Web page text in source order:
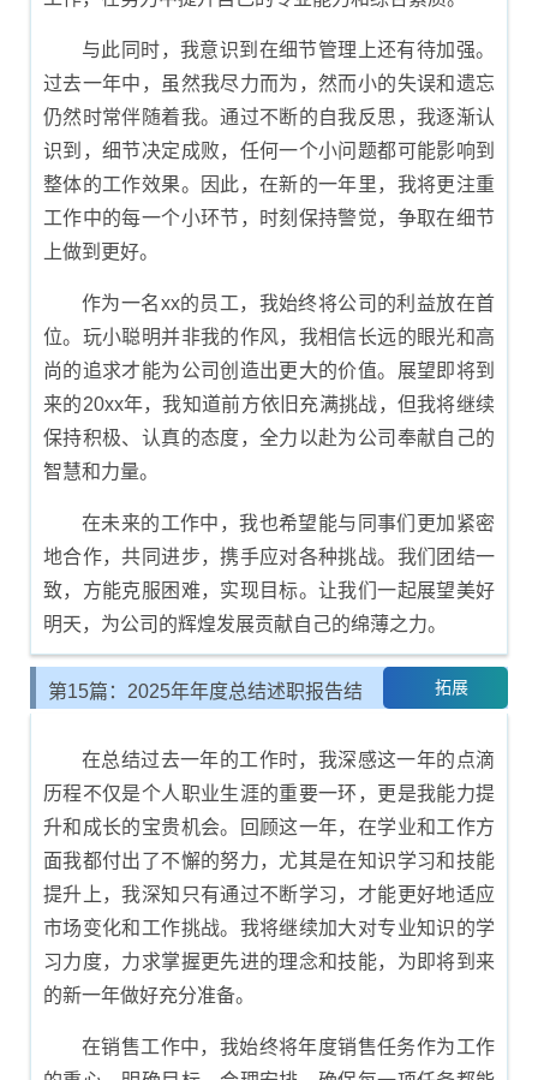
与此同时，我意识到在细节管理上还有待加强。
过去一年中，虽然我尽力而为，然而小的失误和遗忘
仍然时常伴随着我。通过不断的自我反思，我逐渐认
识到，细节决定成败，任何一个小问题都可能影响到
整体的工作效果。因此，在新的一年里，我将更注重
工作中的每一个小环节，时刻保持警觉，争取在细节
上做到更好。
作为一名xx的员工，我始终将公司的利益放在首
位。玩小聪明并非我的作风，我相信长远的眼光和高
尚的追求才能为公司创造出更大的价值。展望即将到
来的20xx年，我知道前方依旧充满挑战，但我将继续
保持积极、认真的态度，全力以赴为公司奉献自己的
智慧和力量。
在未来的工作中，我也希望能与同事们更加紧密
地合作，共同进步，携手应对各种挑战。我们团结一
致，方能克服困难，实现目标。让我们一起展望美好
明天，为公司的辉煌发展贡献自己的绵薄之力。
第15篇：2025年年度总结述职报告结 拓展
在总结过去一年的工作时，我深感这一年的点滴
历程不仅是个人职业生涯的重要一环，更是我能力提
升和成长的宝贵机会。回顾这一年，在学业和工作方
面我都付出了不懈的努力，尤其是在知识学习和技能
提升上，我深知只有通过不断学习，才能更好地适应
市场变化和工作挑战。我将继续加大对专业知识的学
习力度，力求掌握更先进的理念和技能，为即将到来
的新一年做好充分准备。
在销售工作中，我始终将年度销售任务作为工作